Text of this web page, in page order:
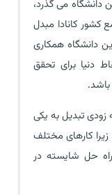
این دانشگاه می گذرد،
کشور کانادا مبدل
دانشگاه همکاری
دنیا برای تحقق
تبدیل به یکی
کارهای مختلف
راه حل شایسته در